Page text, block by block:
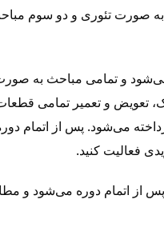
به صورت تئوری و دو سوم
می‌شود و تمامی مباحث به
تعویض و تعمیر تمامی
می‌شود. پس از اتمام
فعالیت کنید.
از اتمام دوره می‌شود و